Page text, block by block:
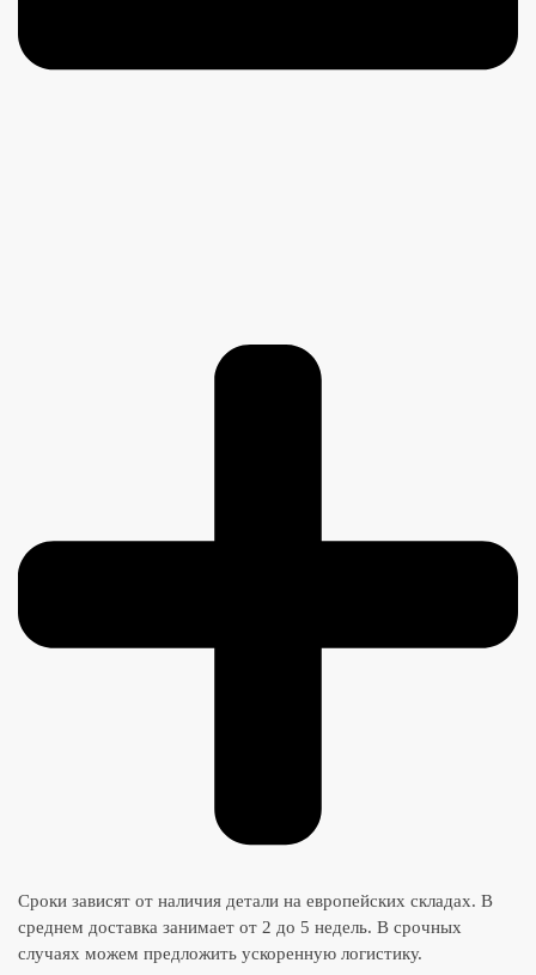
Сроки зависят от наличия детали на европейских складах. В
среднем доставка занимает от 2 до 5 недель. В срочных
случаях можем предложить ускоренную логистику.